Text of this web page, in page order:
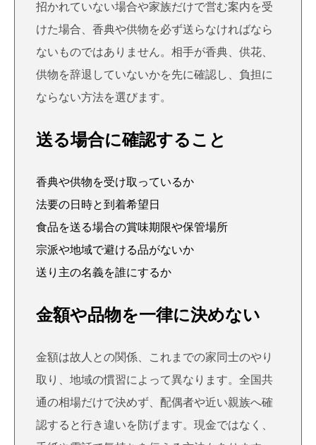
招かれていない場合や家族だけで営む案内を受
けた場合、香典や供物を必ず送らなければなら
ないものではありません。相手が香典、供花、
供物を辞退していないかを先に確認し、負担に
ならない方法を選びます。
送る場合に確認すること
香典や供物を受け取っているか
法要の日時と到着希望日
食品を送る場合の賞味期限や保管場所
宗派や地域で避ける品がないか
送り主の名義を誰にするか
金額や品物を一律に決めない
金額は故人との関係、これまでの家同士のやり
取り、地域の慣習によって異なります。全国共
通の相場だけで決めず、配偶者や近い親族へ確
認すると行き違いを防げます。現金ではなく、